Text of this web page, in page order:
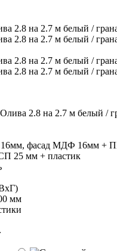
2.8 на 2.7 м белый /
фасад МДФ 16мм +
25 мм + пластик
мм